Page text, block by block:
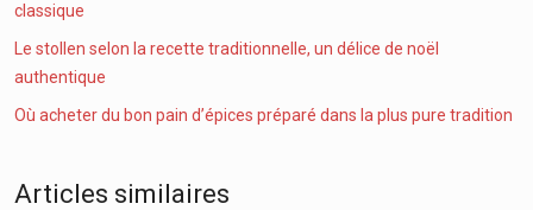
classique
Le stollen selon la recette traditionnelle, un délice de noël
authentique
Où acheter du bon pain d’épices préparé dans la plus pure tradition
Articles similaires